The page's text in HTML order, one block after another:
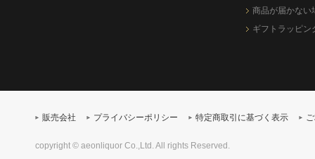
商品が届かない
ギフトラッピン
販売会社 プライバシーポリシー 特定商取引に基づく表示
copyright © aeonliquor Co.,Ltd. All rights Reserved.